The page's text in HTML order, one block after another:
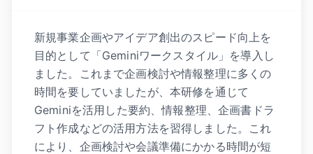
新規事業企画やアイデア創出のスピード向上を
目的として「Geminiワークスタイル」を導入し
ました。これまで企画検討や情報整理に多くの
時間を要していましたが、本研修を通じて
Geminiを活用した要約、情報整理、企画書ドラ
フト作成などの活用方法を習得しました。これ
により、企画検討や会議準備にかかる時間が短